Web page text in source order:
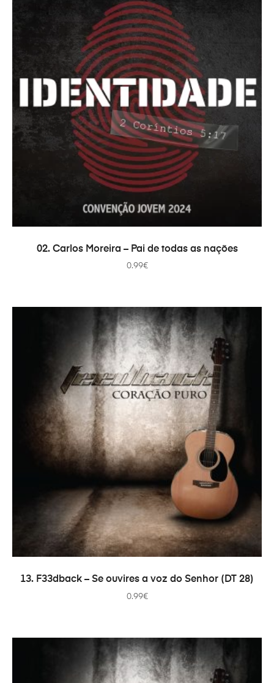
ADICIONAR
02. Carlos Moreira – Pai de todas as nações
0.99€
ADICIONAR
13. F33dback – Se ouvires a voz do Senhor (DT 28)
0.99€